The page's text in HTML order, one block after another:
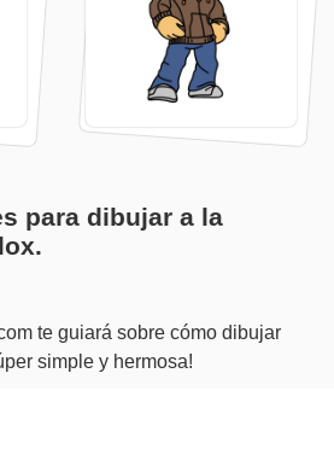
para dibujar a la
te guiará sobre cómo dibujar
simple y hermosa!